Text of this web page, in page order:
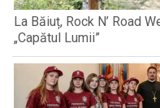
La Băiuț, Rock N’ Road
„Capătul Lumii”